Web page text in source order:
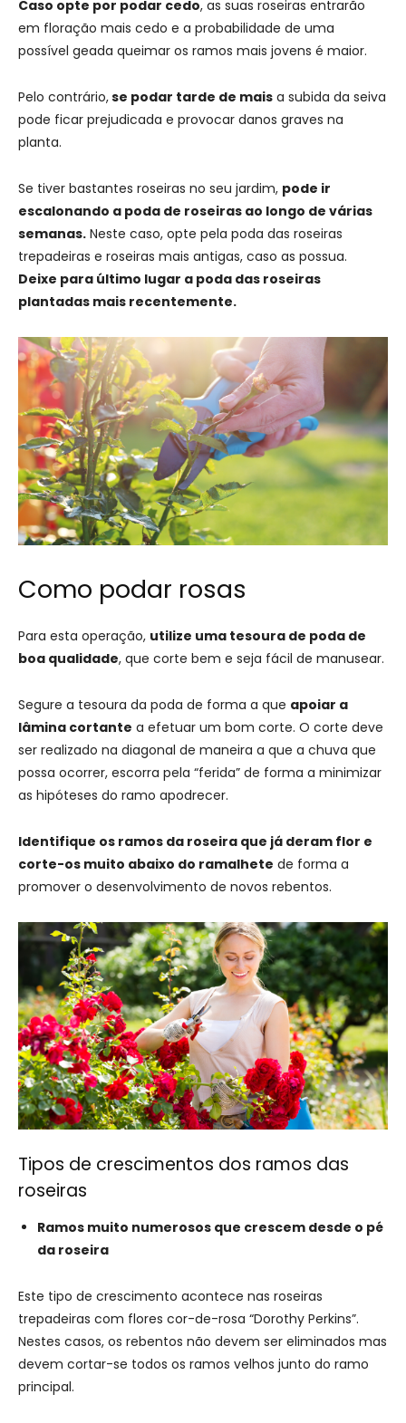
Caso opte por podar cedo, as suas roseiras entrarão
em floração mais cedo e a probabilidade de uma
possível geada queimar os ramos mais jovens é maior.
Pelo contrário,se podar tarde de mais a subida da seiva
pode ficar prejudicada e provocar danos graves na
planta.
Se tiver bastantes roseiras no seu jardim, pode ir
escalonando a poda de roseiras ao longo de várias
semanas. Neste caso, opte pela poda das roseiras
trepadeiras e roseiras mais antigas, caso as possua.
Deixe para último lugar a poda das roseiras
plantadas mais recentemente.
Como podar rosas
Para esta operação, utilize uma tesoura de poda de
boa qualidade, que corte bem e seja fácil de manusear.
Segure a tesoura da poda de forma a que apoiar a
lâmina cortante a efetuar um bom corte. O corte deve
ser realizado na diagonal de maneira a que a chuva que
possa ocorrer, escorra pela “ferida” de forma a minimizar
as hipóteses do ramo apodrecer.
Identifique os ramos da roseira que já deram flor e
corte-os muito abaixo do ramalhete de forma a
promover o desenvolvimento de novos rebentos.
Tipos de crescimentos dos ramos das
roseiras
Ramos muito numerosos que crescem desde o pé
da roseira
Este tipo de crescimento acontece nas roseiras
trepadeiras com flores cor-de-rosa “Dorothy Perkins”.
Nestes casos, os rebentos não devem ser eliminados mas
devem cortar-se todos os ramos velhos junto do ramo
principal.